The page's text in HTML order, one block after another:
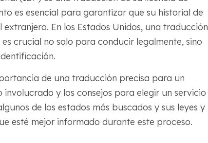
es esencial para garantizar que su historial de
En los Estados Unidos, una traducción
crucial no solo para conducir legalmente, sino
de una traducción precisa para un
y los consejos para elegir un servicio
de los estados más buscados y sus leyes y
esté mejor informado durante este proceso.